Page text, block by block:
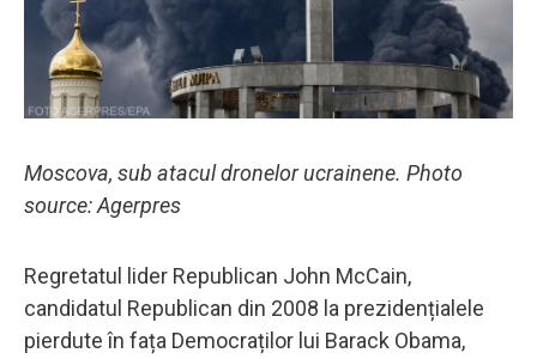
Moscova, sub atacul dronelor ucrainene. Photo
source: Agerpres
Regretatul lider Republican John McCain,
candidatul Republican din 2008 la prezidențialele
pierdute în fața Democraților lui Barack Obama,